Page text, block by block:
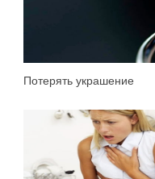
Потерять украшение